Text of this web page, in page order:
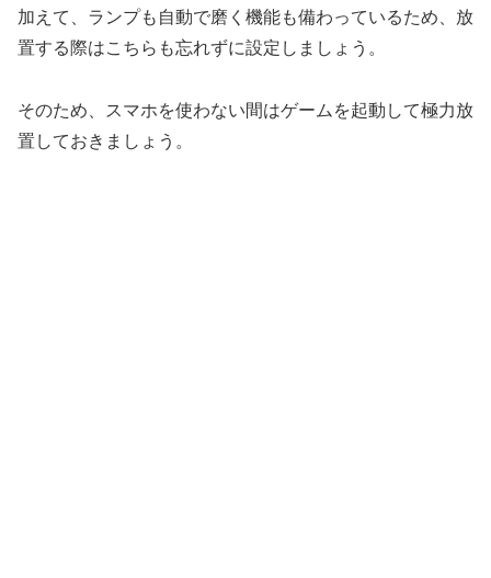
加えて、ランプも自動で磨く機能も備わっているため、放
置する際はこちらも忘れずに設定しましょう。
そのため、スマホを使わない間はゲームを起動して極力放
置しておきましょう。